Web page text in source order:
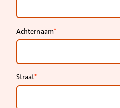
Achternaam
Straat